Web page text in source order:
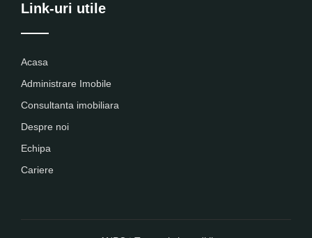
Link-uri utile
Acasa
Administrare Imobile
Consultanta imobiliara
Despre noi
Echipa
Cariere